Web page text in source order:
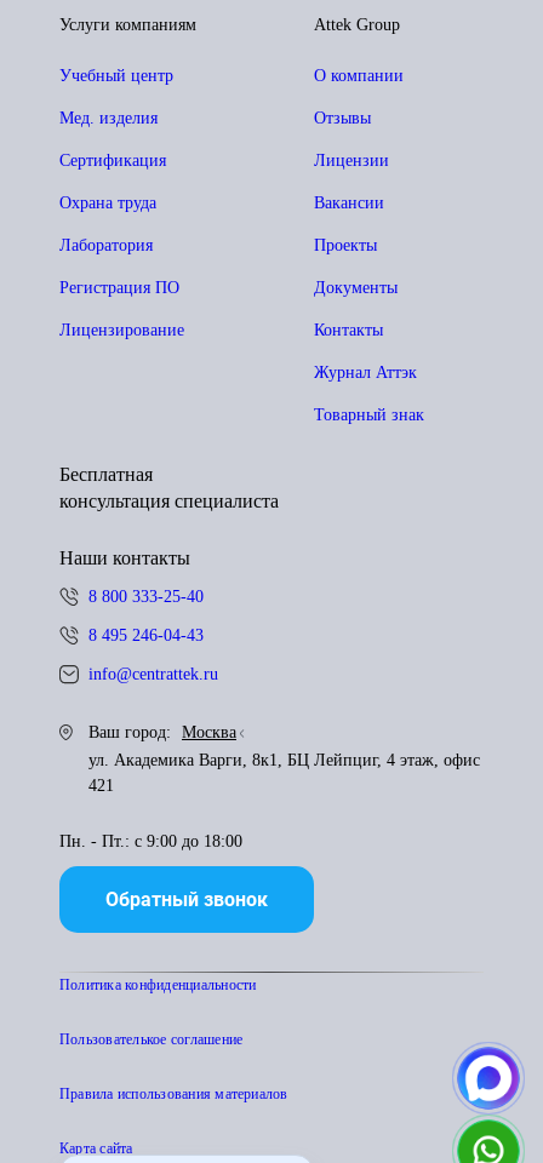
Attek Group
О компании
Отзывы
Лицензии
Вакансии
Проекты
Документы
Контакты
Журнал Аттэк
Товарный знак
Услуги компаниям
Учебный центр
Мед. изделия
Сертификация
Охрана труда
Лаборатория
Регистрация ПО
Лицензирование
Бесплатная
консультация специалиста
Наши контакты
8 800 333-25-40
8 495 246-04-43
info@centrattek.ru
Ваш город:
Москва
ул. Академика Варги, 8к1, БЦ Лейпциг, 4 этаж, офис
421
Пн. - Пт.: с 9:00 до 18:00
Обратный звонок
Политика конфиденциальности
Пользователькое соглашение
Правила использования материалов
Карта сайта